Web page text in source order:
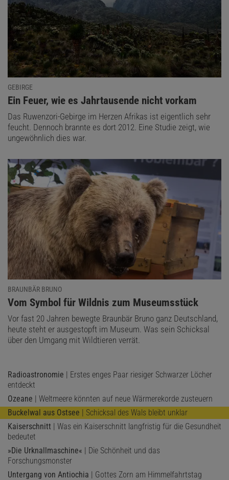
GEBIRGE
:
Ein Feuer, wie es Jahrtausende nicht vorkam
Das Ruwenzori-Gebirge im Herzen Afrikas ist eigentlich sehr
feucht. Dennoch brannte es dort 2012. Eine Studie zeigt, wie
ungewöhnlich dies war.
BRAUNBÄR BRUNO
:
Vom Symbol für Wildnis zum Museumsstück
Vor fast 20 Jahren bewegte Braunbär Bruno ganz Deutschland,
heute steht er ausgestopft im Museum. Was sein Schicksal
über den Umgang mit Wildtieren verrät.
Radioastronomie | Erstes enges Paar riesiger Schwarzer Löcher
entdeckt
Ozeane | Weltmeere könnten auf neue Wärmerekorde zusteuern
Buckelwal aus Ostsee | Schicksal des Wals bleibt unklar
Kaiserschnitt | Was ein Kaiserschnitt langfristig für die Gesundheit
bedeutet
»Die Urknallmaschine« | Die Schönheit und das
Forschungsmonster
Untergang von Antiochia | Gottes Zorn am Himmelfahrtstag